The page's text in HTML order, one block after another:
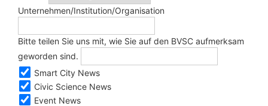
Unternehmen/Institution/Organisation
Bitte teilen Sie uns mit, wie Sie auf den BVSC aufmerksam
geworden sind.
Smart City News
Civic Science News
Event News